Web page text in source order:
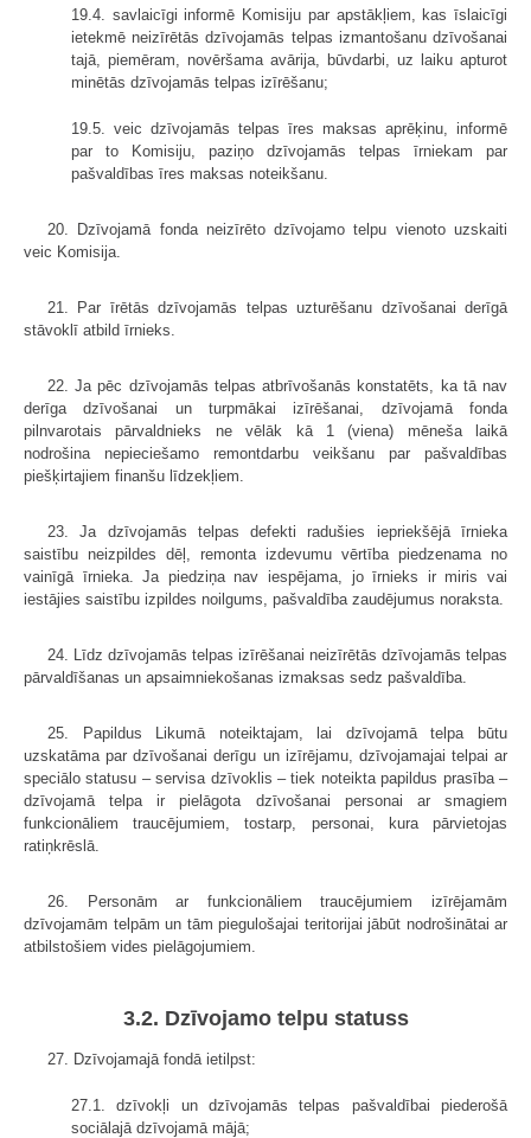
19.4. savlaicīgi informē Komisiju par apstākļiem, kas īslaicīgi
ietekmē neizīrētās dzīvojamās telpas izmantošanu dzīvošanai
tajā, piemēram, novēršama avārija, būvdarbi, uz laiku apturot
minētās dzīvojamās telpas izīrēšanu;
19.5. veic dzīvojamās telpas īres maksas aprēķinu, informē
par to Komisiju, paziņo dzīvojamās telpas īrniekam par
pašvaldības īres maksas noteikšanu.
20. Dzīvojamā fonda neizīrēto dzīvojamo telpu vienoto uzskaiti
veic Komisija.
21. Par īrētās dzīvojamās telpas uzturēšanu dzīvošanai derīgā
stāvoklī atbild īrnieks.
22. Ja pēc dzīvojamās telpas atbrīvošanās konstatēts, ka tā nav
derīga dzīvošanai un turpmākai izīrēšanai, dzīvojamā fonda
pilnvarotais pārvaldnieks ne vēlāk kā 1 (viena) mēneša laikā
nodrošina nepieciešamo remontdarbu veikšanu par pašvaldības
piešķirtajiem finanšu līdzekļiem.
23. Ja dzīvojamās telpas defekti radušies iepriekšējā īrnieka
saistību neizpildes dēļ, remonta izdevumu vērtība piedzenama no
vainīgā īrnieka. Ja piedziņa nav iespējama, jo īrnieks ir miris vai
iestājies saistību izpildes noilgums, pašvaldība zaudējumus noraksta.
24. Līdz dzīvojamās telpas izīrēšanai neizīrētās dzīvojamās telpas
pārvaldīšanas un apsaimniekošanas izmaksas sedz pašvaldība.
25. Papildus Likumā noteiktajam, lai dzīvojamā telpa būtu
uzskatāma par dzīvošanai derīgu un izīrējamu, dzīvojamajai telpai ar
speciālo statusu – servisa dzīvoklis – tiek noteikta papildus prasība –
dzīvojamā telpa ir pielāgota dzīvošanai personai ar smagiem
funkcionāliem traucējumiem, tostarp, personai, kura pārvietojas
ratiņkrēslā.
26. Personām ar funkcionāliem traucējumiem izīrējamām
dzīvojamām telpām un tām piegulošajai teritorijai jābūt nodrošinātai ar
atbilstošiem vides pielāgojumiem.
3.2. Dzīvojamo telpu statuss
27. Dzīvojamajā fondā ietilpst:
27.1. dzīvokļi un dzīvojamās telpas pašvaldībai piederošā
sociālajā dzīvojamā mājā;